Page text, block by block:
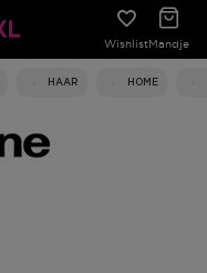
WishlistMandje
HAAR HOME